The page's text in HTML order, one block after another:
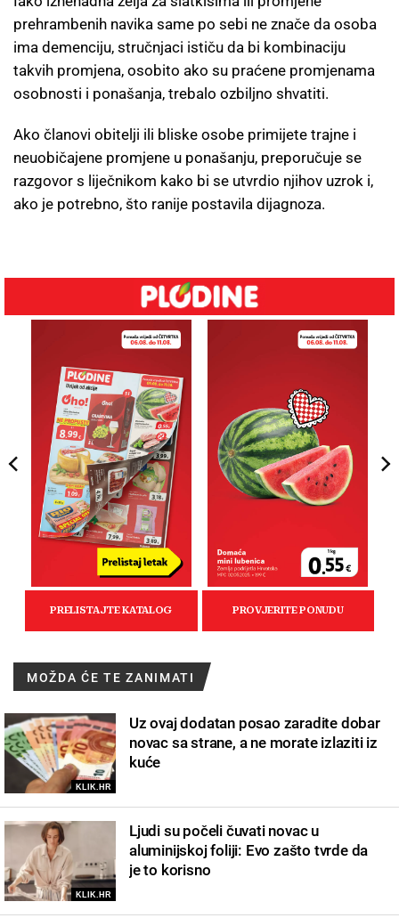
prehrambenih navika same po sebi ne znače da osoba
ima demenciju, stručnjaci ističu da bi kombinaciju
takvih promjena, osobito ako su praćene promjenama
osobnosti i ponašanja, trebalo ozbiljno shvatiti.
Ako članovi obitelji ili bliske osobe primijete trajne i
neuobičajene promjene u ponašanju, preporučuje se
razgovor s liječnikom kako bi se utvrdio njihov uzrok i,
ako je potrebno, što ranije postavila dijagnoza.
MOŽDA ĆE TE ZANIMATI
KLIK.HR
Uz ovaj dodatan posao zaradite dobar
novac sa strane, a ne morate izlaziti iz
kuće
KLIK.HR
Ljudi su počeli čuvati novac u
aluminijskoj foliji: Evo zašto tvrde da
je to korisno